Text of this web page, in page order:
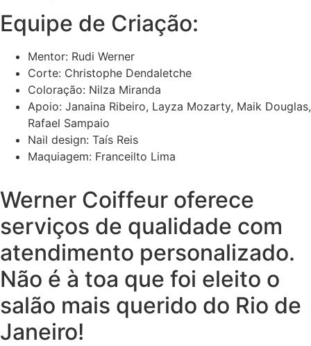
Equipe de Criação:
Mentor: Rudi Werner
Corte: Christophe Dendaletche
Coloração: Nilza Miranda
Apoio: Janaina Ribeiro, Layza Mozarty, Maik Douglas,
Rafael Sampaio
Nail design: Taís Reis
Maquiagem: Franceilto Lima
Werner Coiffeur oferece
serviços de qualidade com
atendimento personalizado.
Não é à toa que foi eleito o
salão mais querido do Rio de
Janeiro!